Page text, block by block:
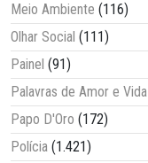
Meio Ambiente (116)
Olhar Social (111)
Painel (91)
Palavras de Amor e Vida
Papo D'Oro (172)
Polícia (1.421)